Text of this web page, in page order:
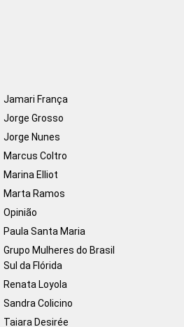
Jamari França
Jorge Grosso
Jorge Nunes
Marcus Coltro
Marina Elliot
Marta Ramos
Opinião
Paula Santa Maria
Grupo Mulheres do Brasil
Sul da Flórida
Renata Loyola
Sandra Colicino
Taiara Desirée